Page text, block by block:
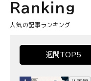
Ranking
人気の記事ランキング
週間TOP5